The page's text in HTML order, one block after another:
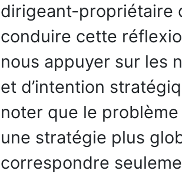
dirigeant-propriétaire
conduire cette
nous appuyer sur les
et d’intention
noter que le
une stratégie plus
correspondre